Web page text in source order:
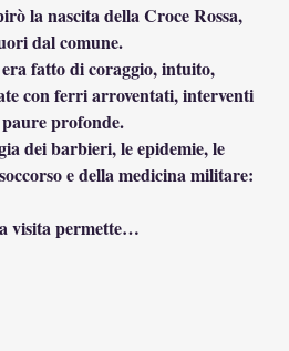
la nascita della Croce Rossa,
dal comune.
fatto di coraggio, intuito,
con ferri arroventati, interventi
profonde.
dei barbieri, le epidemie, le
e della medicina militare:
visita permette…